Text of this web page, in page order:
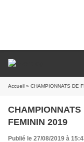
Accueil » CHAMPIONNATS DE
FEMININ 2019
Publié le 27/08/2019 à